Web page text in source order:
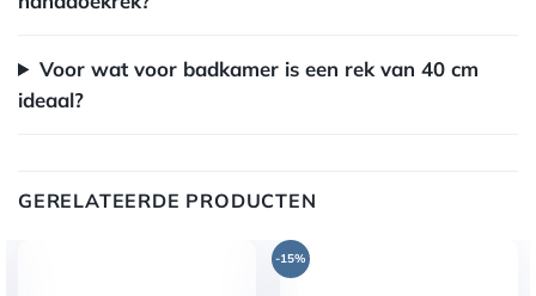
Voor wat voor badkamer is een rek van 40 cm
ideaal?
GERELATEERDE PRODUCTEN
-15%